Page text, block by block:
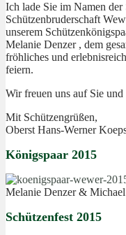
Ich lade Sie im Namen der
Schützenbruderschaft
unserem
Melanie Denzer , dem
fröhliches und
feiern.
Wir freuen uns auf Sie und
Mit Schützengrüßen,
Oberst Hans-Werner
Königspaar 2015
Melanie Denzer &
Schützenfest 2015